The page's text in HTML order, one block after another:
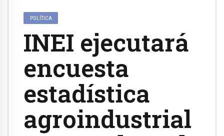
POLÍTICA
INEI ejecutará
encuesta
estadística
agroindustrial